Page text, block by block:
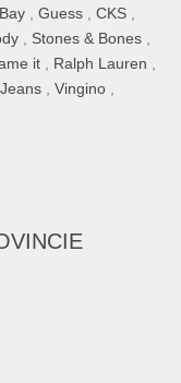
Guess CKS
Stones & Bones
it Ralph Lauren
Vingino